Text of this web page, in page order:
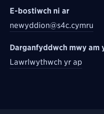
E-bostiwch ni ar
newyddion@s4c.cymru
Darganfyddwch mwy am
Lawrlwythwch yr ap